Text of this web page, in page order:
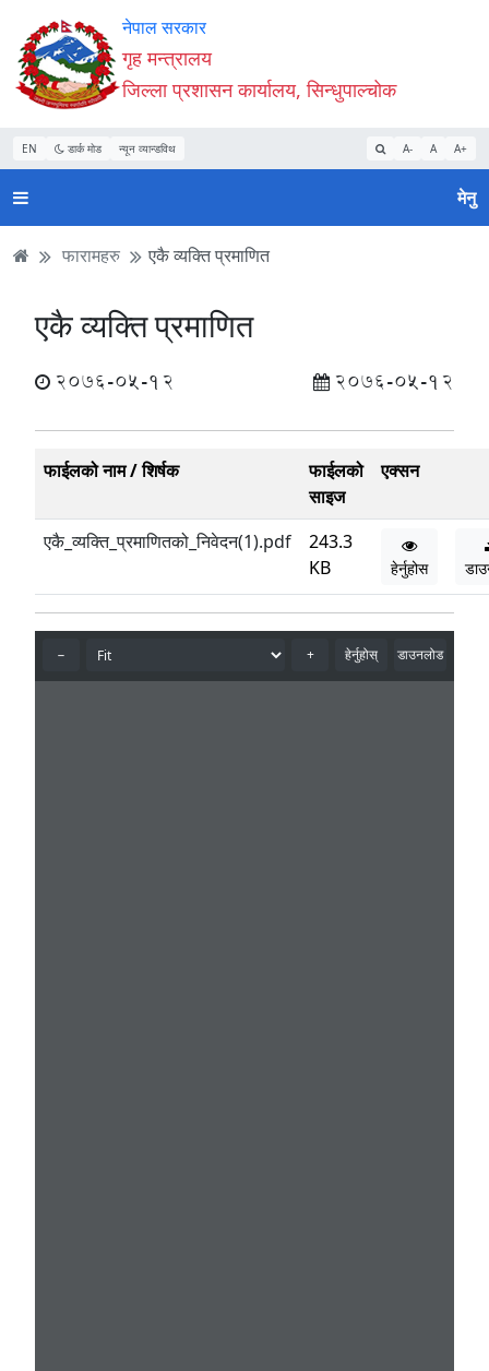
Accessibility
Mode
सुरु
गर्नुहोस्
सामाग्री
पढ्नुहाेस्
नेभिगेसन
पढ्नुहाेस्
वेबसाइट
खोजमा
जानुहोस्
नेपाल सरकार
गृह मन्त्रालय
जिल्ला प्रशासन कार्यालय, सिन्धुपाल्चोक
EN डार्क मोड न्यून व्यान्डविथ A- A A+
मेनु
फारामहरु एकै व्यक्ति प्रमाणित
एकै व्यक्ति प्रमाणित
2076-05-12 2076-05-12
फाईलको नाम / शिर्षक
फाईलको
साइज
एक्सन
एकै_व्यक्ति_प्रमाणितको_निवेदन(1).pdf
243.3
KB
हेर्नुहोस